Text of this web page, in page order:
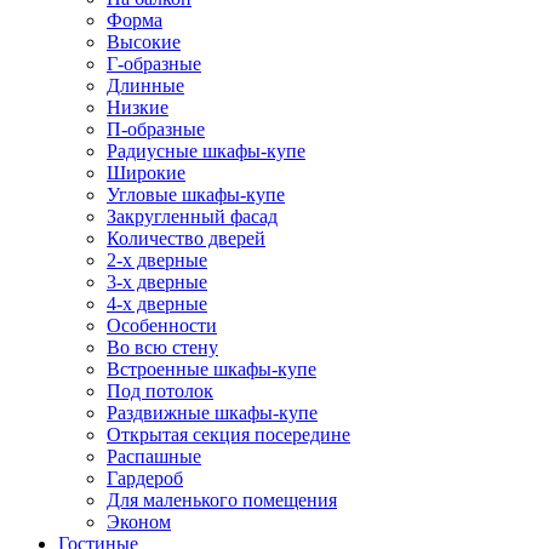
Форма
Высокие
Г-образные
Длинные
Низкие
П-образные
Радиусные шкафы-купе
Широкие
Угловые шкафы-купе
Закругленный фасад
Количество дверей
2-х дверные
3-х дверные
4-х дверные
Особенности
Во всю стену
Встроенные шкафы-купе
Под потолок
Раздвижные шкафы-купе
Открытая секция посередине
Распашные
Гардероб
Для маленького помещения
Эконом
Гостиные